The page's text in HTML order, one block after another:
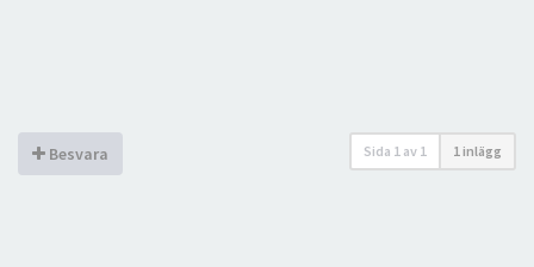
Besvara Sida 1 av 1 1 inlägg